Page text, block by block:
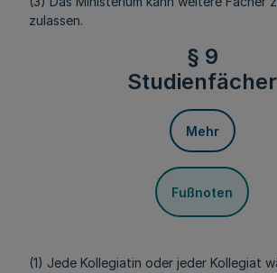
zulassen.
§ 9
Studienfächer
Mehr
Fußnoten
(1) Jede Kollegiatin oder jeder Kollegiat